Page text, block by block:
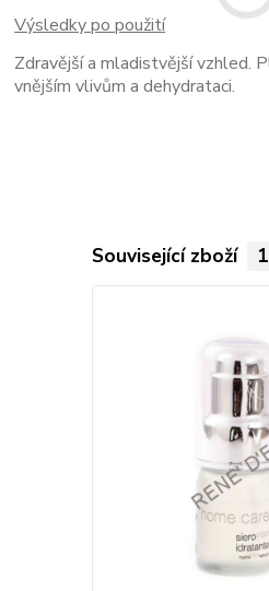
Výsledky po použití
Zdravější a mladistvější vzhled.
vnějším vlivům a dehydrataci.
Související zboží 1